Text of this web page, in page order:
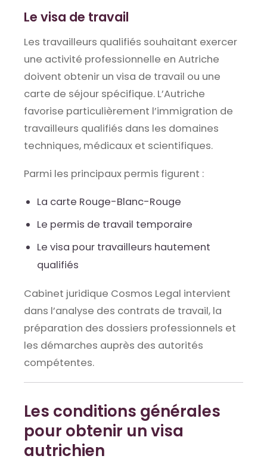
Le visa de travail
Les travailleurs qualifiés souhaitant exercer
une activité professionnelle en Autriche
doivent obtenir un visa de travail ou une
carte de séjour spécifique. L’Autriche
favorise particulièrement l’immigration de
travailleurs qualifiés dans les domaines
techniques, médicaux et scientifiques.
Parmi les principaux permis figurent :
La carte Rouge-Blanc-Rouge
Le permis de travail temporaire
Le visa pour travailleurs hautement
qualifiés
Cabinet juridique Cosmos Legal intervient
dans l’analyse des contrats de travail, la
préparation des dossiers professionnels et
les démarches auprès des autorités
compétentes.
Les conditions générales
pour obtenir un visa
autrichien